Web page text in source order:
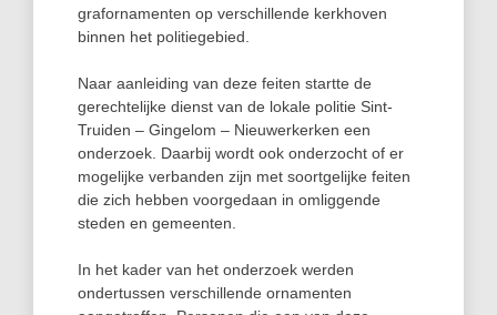
grafornamenten op verschillende kerkhoven
binnen het politiegebied.
Naar aanleiding van deze feiten startte de
gerechtelijke dienst van de lokale politie Sint-
Truiden – Gingelom – Nieuwerkerken een
onderzoek. Daarbij wordt ook onderzocht of er
mogelijke verbanden zijn met soortgelijke feiten
die zich hebben voorgedaan in omliggende
steden en gemeenten.
In het kader van het onderzoek werden
ondertussen verschillende ornamenten